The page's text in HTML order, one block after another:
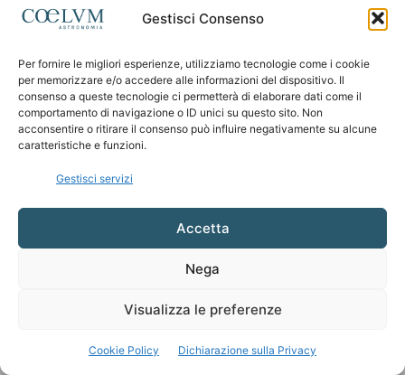
Gestisci Consenso
Per fornire le migliori esperienze, utilizziamo tecnologie come i cookie
per memorizzare e/o accedere alle informazioni del dispositivo. Il
consenso a queste tecnologie ci permetterà di elaborare dati come il
comportamento di navigazione o ID unici su questo sito. Non
acconsentire o ritirare il consenso può influire negativamente su alcune
caratteristiche e funzioni.
Gestisci servizi
Accetta
Nega
Visualizza le preferenze
Cookie Policy Dichiarazione sulla Privacy
SEGUICI